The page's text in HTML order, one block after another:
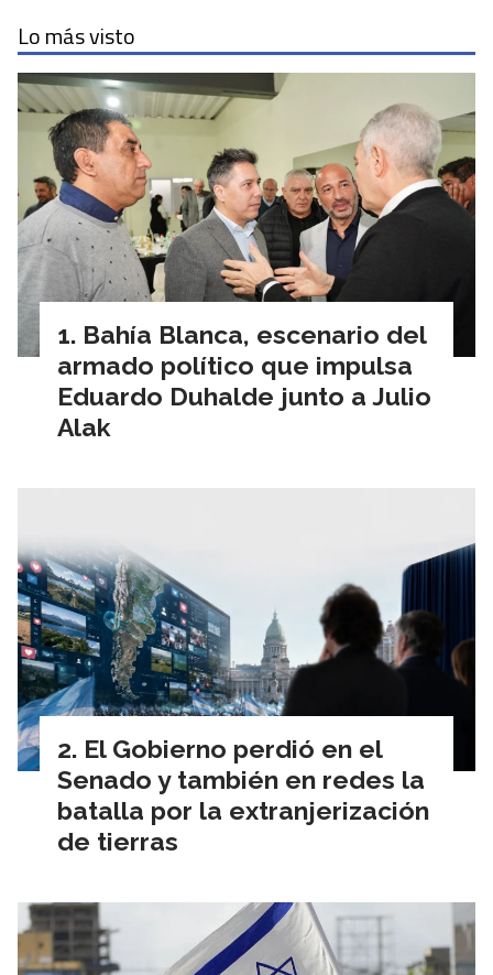
Lo más visto
Bahía Blanca, escenario del
armado político que impulsa
Eduardo Duhalde junto a Julio
Alak
El Gobierno perdió en el
Senado y también en redes la
batalla por la extranjerización
de tierras